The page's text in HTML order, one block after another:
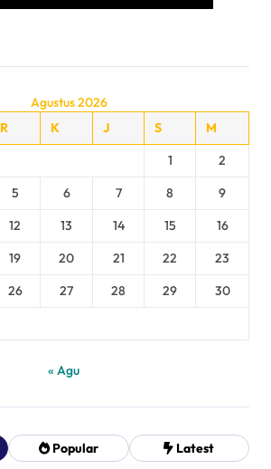
Agustus 2026
R K J S
M
1
2
5 6 7 8
9
12 13 14 15
16
19 20 21 22
23
26 27 28 29
30
« Agu
Popular Latest